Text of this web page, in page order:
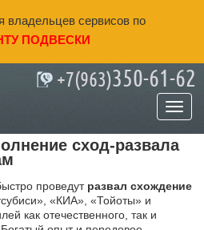
владельцев сервисов по
ПОДВЕСКИ
+7(963)350-61-62
сход-развала
проведут развал схождение
«КИА», «Тойоты» и
как отечественного, так и